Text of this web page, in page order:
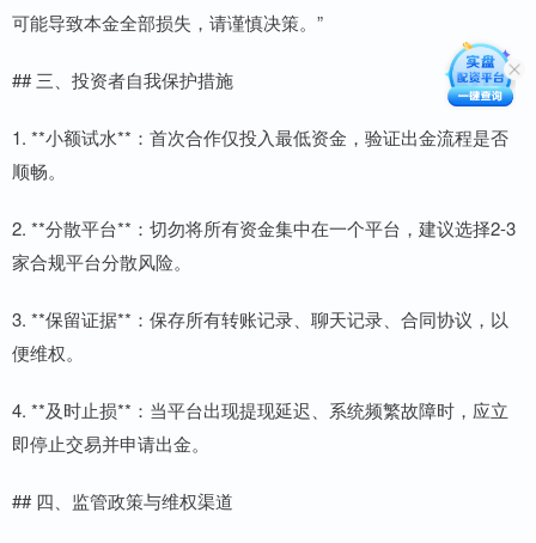
可能导致本金全部损失，请谨慎决策。”
## 三、投资者自我保护措施
1. **小额试水**：首次合作仅投入最低资金，验证出金流程是否
顺畅。
2. **分散平台**：切勿将所有资金集中在一个平台，建议选择2-3
家合规平台分散风险。
3. **保留证据**：保存所有转账记录、聊天记录、合同协议，以
便维权。
4. **及时止损**：当平台出现提现延迟、系统频繁故障时，应立
即停止交易并申请出金。
## 四、监管政策与维权渠道